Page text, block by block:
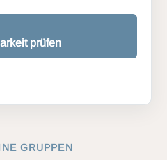
prüfen
GRUPPEN